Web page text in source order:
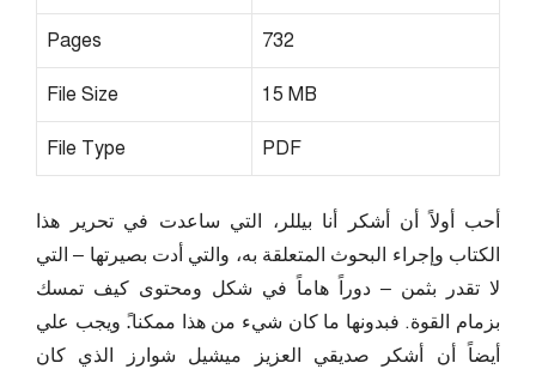
Pages 732
File Size 15 MB
File Type PDF
أحب أولاً أن أشكر أنا بيللر، التي ساعدت في تحرير هذا
الكتاب وإجراء البحوث المتعلقة به، والتي أدت بصيرتها – التي
لا تقدر بثمن – دوراً هاماً في شكل ومحتوى كيف تمسك
بزمام القوة. فبدونها ما كان شيء من هذا ممكنا.ً ويجب علي
أيضاً أن أشكر صديقي العزيز ميشيل شوارز الذي كان